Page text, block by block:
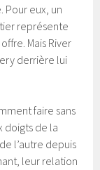
eux, un
représente
Mais River
derrière lui
faire sans
doigts de la
l’autre depuis
leur relation